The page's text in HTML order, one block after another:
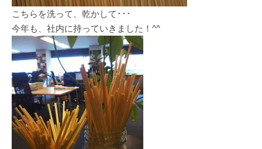
こちらを洗って、乾かして･･･
今年も、社内に持っていきました！^^